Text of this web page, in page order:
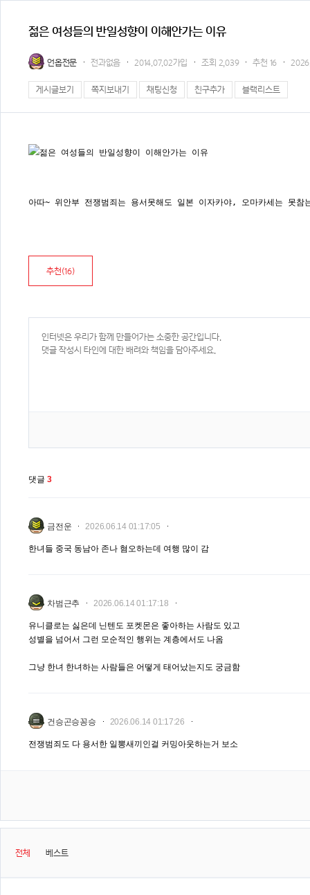
젊은 여성들의 반일성향이 이해안가는 이유
언옵전문 전과없음 2014.07.02가입 조회 2,039 추천 16
게시글보기 쪽지보내기 채팅신청 친구추가 블랙리스트
아따~ 위안부 전쟁범죄는 용서못해도 일본 이자카야, 오마카세는 못참
추천(16)
댓글 3
금전운 2026.06.14 01:17:05
한녀들 중국 동남아 존나 혐오하는데 여행 많이 감
차범근추 2026.06.14 01:17:18
유니클로는 싫은데 닌텐도 포켓몬은 좋아하는 사람도 있고
성별을 넘어서 그런 모순적인 행위는 계층에서도 나옴
그냥 한녀 한녀하는 사람들은 어떻게 태어났는지도 궁금함
건승곤승꽁승 2026.06.14 01:17:26
전쟁범죄도 다 용서한 일뽕새끼인걸 커밍아웃하는거 보소
전체 베스트